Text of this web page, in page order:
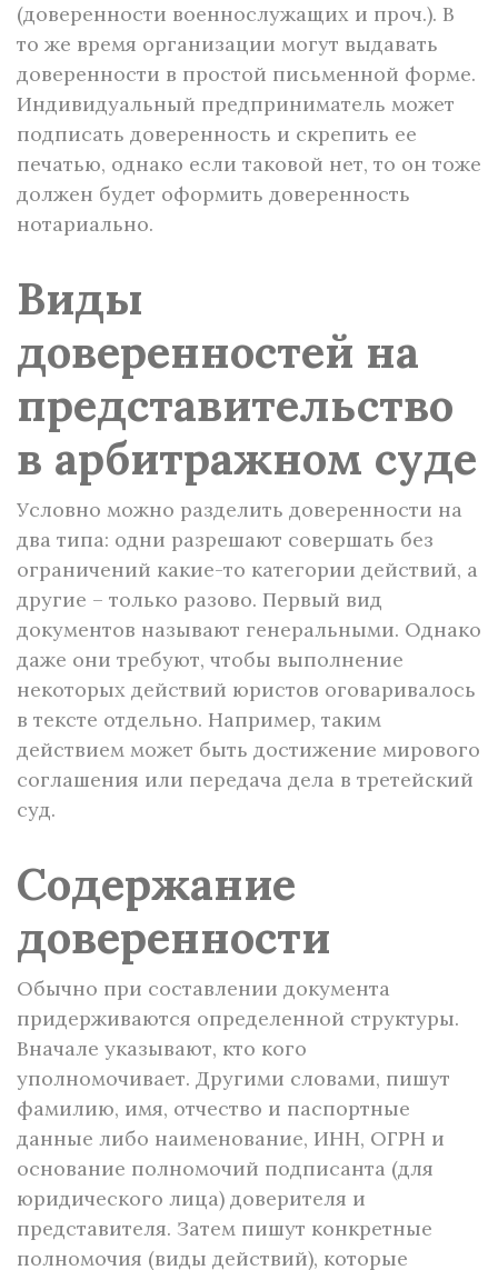
(доверенности военнослужащих и проч.). В
то же время организации могут выдавать
доверенности в простой письменной форме.
Индивидуальный предприниматель может
подписать доверенность и скрепить ее
печатью, однако если таковой нет, то он тоже
должен будет оформить доверенность
нотариально.
Виды
доверенностей на
представительство
в арбитражном суде
Условно можно разделить доверенности на
два типа: одни разрешают совершать без
ограничений какие-то категории действий, а
другие – только разово. Первый вид
документов называют генеральными. Однако
даже они требуют, чтобы выполнение
некоторых действий юристов оговаривалось
в тексте отдельно. Например, таким
действием может быть достижение мирового
соглашения или передача дела в третейский
суд.
Содержание
доверенности
Обычно при составлении документа
придерживаются определенной структуры.
Вначале указывают, кто кого
уполномочивает. Другими словами, пишут
фамилию, имя, отчество и паспортные
данные либо наименование, ИНН, ОГРН и
основание полномочий подписанта (для
юридического лица) доверителя и
представителя. Затем пишут конкретные
полномочия (виды действий), которые